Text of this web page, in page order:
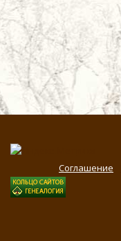
Соглашение